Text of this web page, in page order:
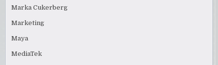
Marka Cukerberg
Marketing
Maya
MediaTek